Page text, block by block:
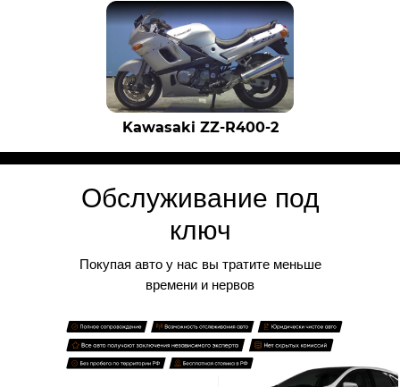
Kawasaki ZZ-R400-2
Обслуживание под
ключ
Покупая авто у нас вы тратите меньше
времени и нервов